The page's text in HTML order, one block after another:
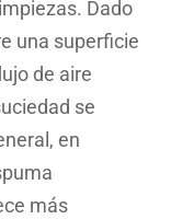
Dado
una superficie
de aire
se
en
más